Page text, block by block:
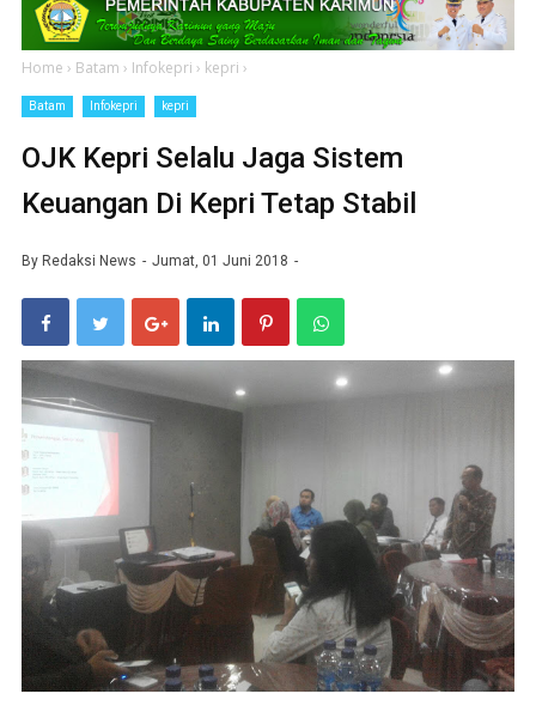
Home › Batam › Infokepri › kepri ›
Batam Infokepri kepri
OJK Kepri Selalu Jaga Sistem
Keuangan Di Kepri Tetap Stabil
By Redaksi News Jumat, 01 Juni 2018